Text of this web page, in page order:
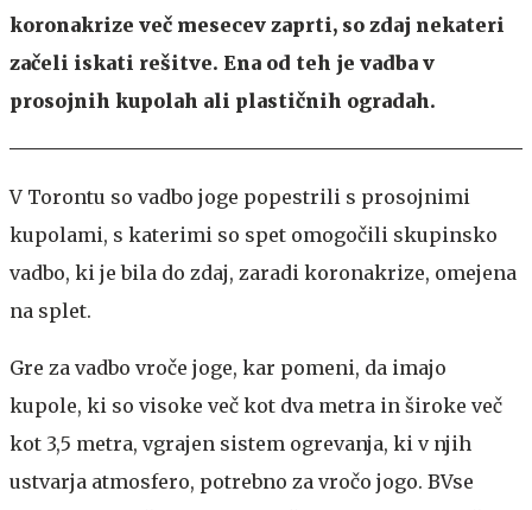
koronakrize več mesecev zaprti, so zdaj nekateri
začeli iskati rešitve. Ena od teh je vadba v
prosojnih kupolah ali plastičnih ogradah.
V Torontu so vadbo joge popestrili s prosojnimi
kupolami, s katerimi so spet omogočili skupinsko
vadbo, ki je bila do zdaj, zaradi koronakrize, omejena
na splet.
Gre za vadbo vroče joge, kar pomeni, da imajo
kupole, ki so visoke več kot dva metra in široke več
kot 3,5 metra, vgrajen sistem ogrevanja, ki v njih
ustvarja atmosfero, potrebno za vročo jogo. BVse